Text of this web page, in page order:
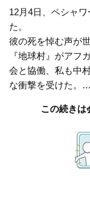
12月4日、ペシャ
た。
彼の死を悼む声が
『地球村』がアフ
会と協働、私も中
な衝撃を受けた。…
この続きは